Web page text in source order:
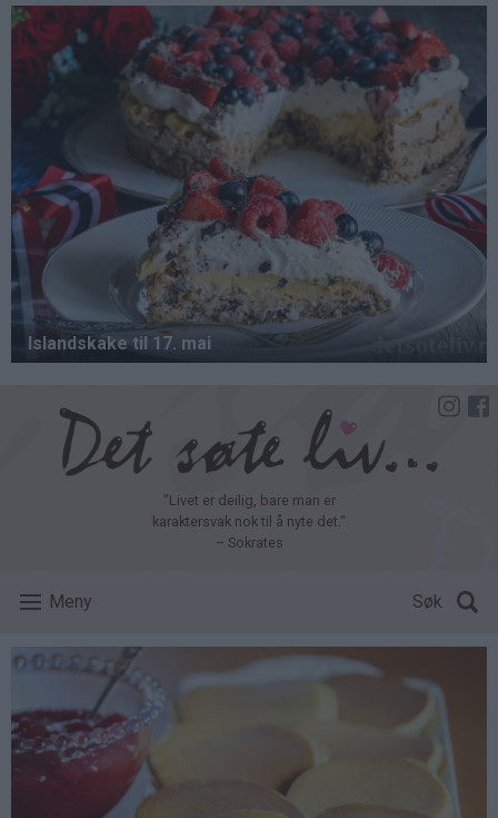
Hopp
hovedinnhold
"Livet er deilig, bare man er
karaktersvak nok til å nyte det."
– Sokrates
Meny Søk